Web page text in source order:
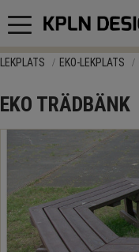
Meny
LEKPLATS EKO-LEKPLATS
EKO TRÄDBÄNK